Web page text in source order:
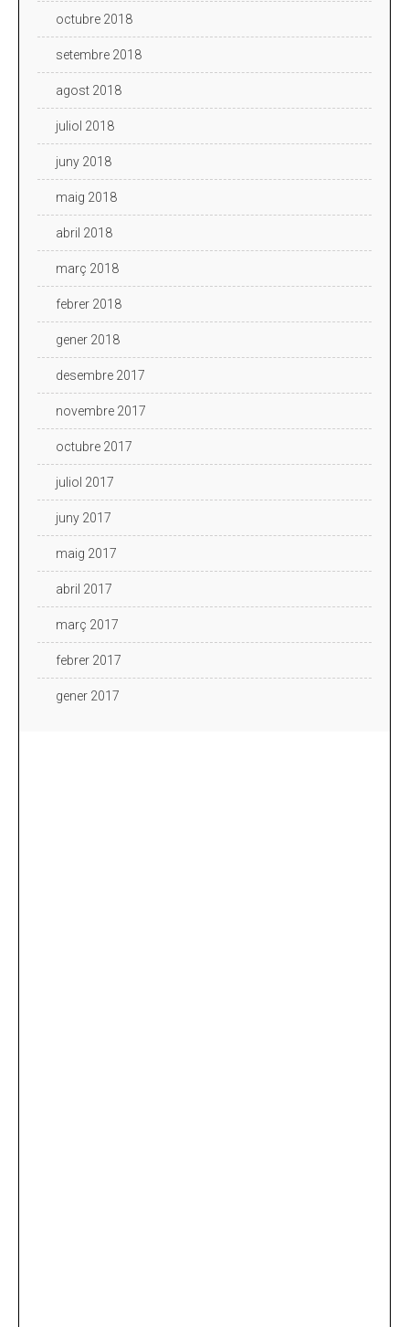
octubre 2018
setembre 2018
agost 2018
juliol 2018
juny 2018
maig 2018
abril 2018
març 2018
febrer 2018
gener 2018
desembre 2017
novembre 2017
octubre 2017
juliol 2017
juny 2017
maig 2017
abril 2017
març 2017
febrer 2017
gener 2017